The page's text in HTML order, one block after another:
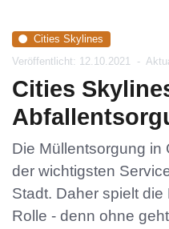
Cities Skylines
Veröffentlicht: 12.10.2021 -
Cities
Die Müllentsorgung in
der wichtigsten
Stadt. Daher spielt
Rolle - denn ohne